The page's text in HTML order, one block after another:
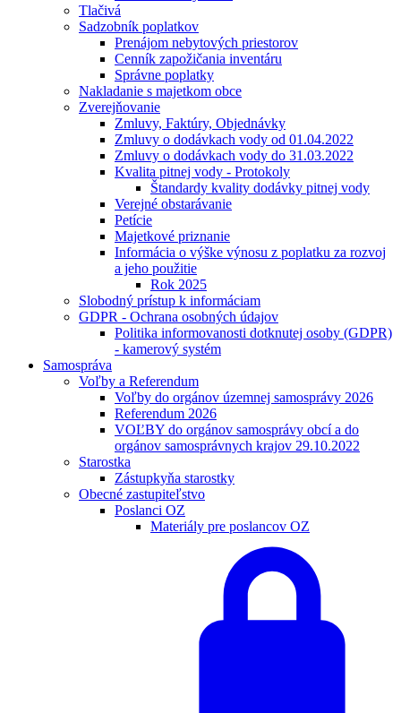
Tlačivá
Sadzobník poplatkov
Prenájom nebytových priestorov
Cenník zapožičania inventáru
Správne poplatky
Nakladanie s majetkom obce
Zverejňovanie
Zmluvy, Faktúry, Objednávky
Zmluvy o dodávkach vody od 01.04.2022
Zmluvy o dodávkach vody do 31.03.2022
Kvalita pitnej vody - Protokoly
Štandardy kvality dodávky pitnej vody
Verejné obstarávanie
Petície
Majetkové priznanie
Informácia o výške výnosu z poplatku za rozvoj
a jeho použitie
Rok 2025
Slobodný prístup k informáciam
GDPR - Ochrana osobných údajov
Politika informovanosti dotknutej osoby (GDPR)
- kamerový systém
Samospráva
Voľby a Referendum
Voľby do orgánov územnej samosprávy 2026
Referendum 2026
VOĽBY do orgánov samosprávy obcí a do
orgánov samosprávnych krajov 29.10.2022
Starostka
Zástupkyňa starostky
Obecné zastupiteľstvo
Poslanci OZ
Materiály pre poslancov OZ